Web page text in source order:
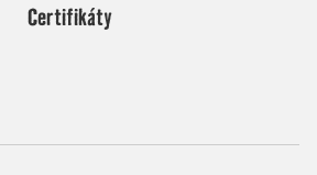
Certifikáty